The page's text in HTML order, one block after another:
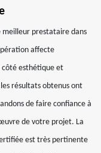
meilleur prestataire dans
affecte
esthétique et
résultats obtenus ont
de faire confiance à
de votre projet. La
est très pertinente